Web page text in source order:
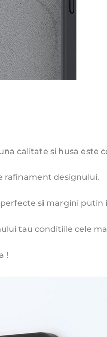
calitate si husa este
rafinament designului.
si margini
tau conditiile cele
!